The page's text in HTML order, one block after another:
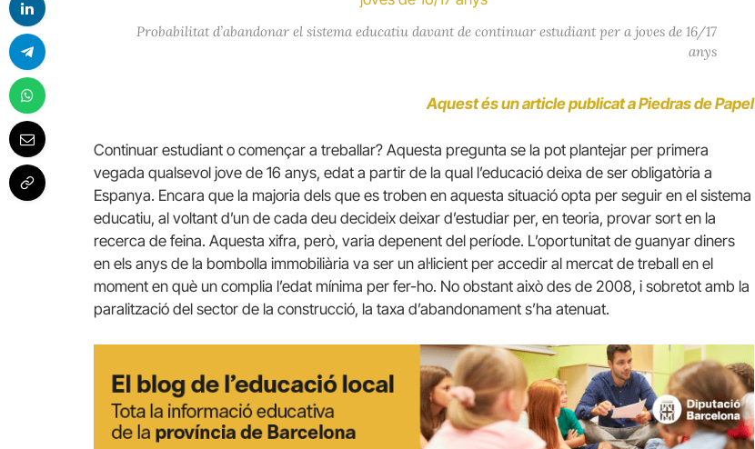
Probabilitat d’abandonar el sistema educatiu davant de continuar estudiant per a joves de 16/17
anys
Aquest és un article publicat a Piedras de Papel
Continuar estudiant o començar a treballar? Aquesta pregunta se la pot plantejar per primera
vegada qualsevol jove de 16 anys, edat a partir de la qual l’educació deixa de ser obligatòria a
Espanya. Encara que la majoria dels que es troben en aquesta situació opta per seguir en el sistema
educatiu, al voltant d’un de cada deu decideix deixar d’estudiar per, en teoria, provar sort en la
recerca de feina. Aquesta xifra, però, varia depenent del període. L’oportunitat de guanyar diners
en els anys de la bombolla immobiliària va ser un al·licient per accedir al mercat de treball en el
moment en què un complia l’edat mínima per fer-ho. No obstant això des de 2008, i sobretot amb la
paralització del sector de la construcció, la taxa d’abandonament s’ha atenuat.